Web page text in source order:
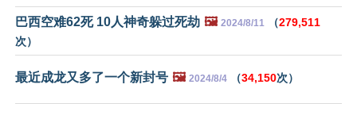
巴西空难62死 10人神奇躲过死劫 🖼️ 2024/8/11 （279,511
次）
最近成龙又多了一个新封号 🖼️ 2024/8/4 （34,150次）